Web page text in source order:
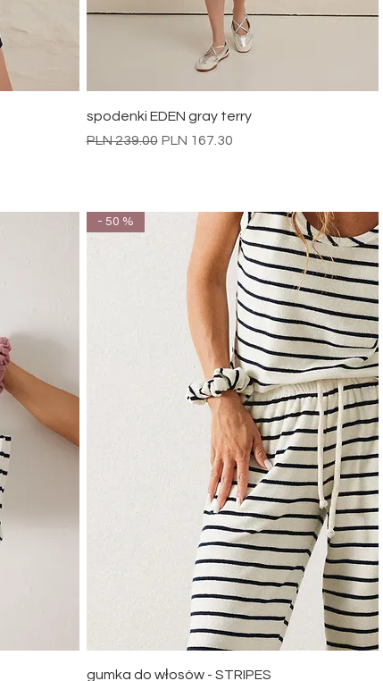
Quick View
spodenki EDEN gray terry
Regular Price
PLN 239.00 Sale Price
PLN 167.30
Quick View
- 50 %
gumka do włosów - STRIPES